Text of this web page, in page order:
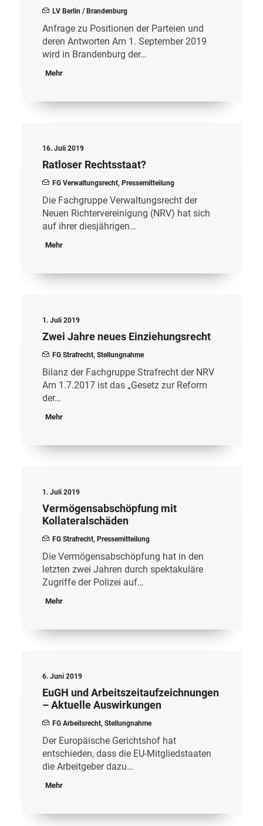
LV Berlin / Brandenburg
Anfrage zu Positionen der Parteien und
deren Antworten Am 1. September 2019
wird in Brandenburg der…
Mehr
16. Juli 2019
Ratloser Rechtsstaat?
FG Verwaltungsrecht, Pressemitteilung
Die Fachgruppe Verwaltungsrecht der
Neuen Richtervereinigung (NRV) hat sich
auf ihrer diesjährigen…
Mehr
1. Juli 2019
Zwei Jahre neues Einziehungsrecht
FG Strafrecht, Stellungnahme
Bilanz der Fachgruppe Strafrecht der NRV
Am 1.7.2017 ist das „Gesetz zur Reform
der…
Mehr
1. Juli 2019
Vermögensabschöpfung mit
Kollateralschäden
FG Strafrecht, Pressemitteilung
Die Vermögensabschöpfung hat in den
letzten zwei Jahren durch spektakuläre
Zugriffe der Polizei auf…
Mehr
6. Juni 2019
EuGH und Arbeitszeitaufzeichnungen
– Aktuelle Auswirkungen
FG Arbeitsrecht, Stellungnahme
Der Europäische Gerichtshof hat
entschieden, dass die EU-Mitgliedstaaten
die Arbeitgeber dazu…
Mehr